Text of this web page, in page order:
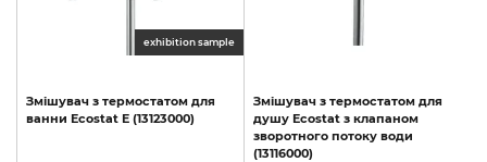
exhibition sample
Змішувач з термостатом для
ванни Ecostat E (13123000)
Змішувач з термостатом для
душу Ecostat з клапаном
зворотного потоку води
(13116000)